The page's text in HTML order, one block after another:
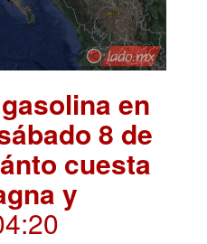
en
8 de
cuesta
y